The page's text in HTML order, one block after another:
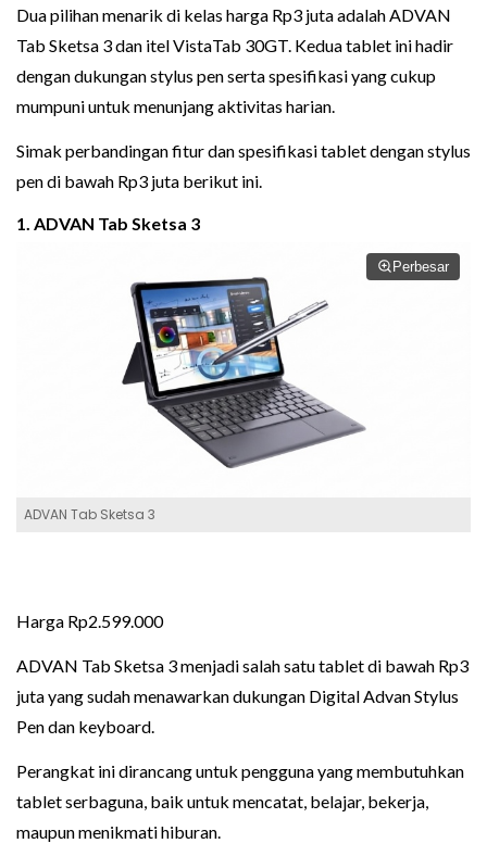
Dua pilihan menarik di kelas harga Rp3 juta adalah ADVAN
Tab Sketsa 3 dan itel VistaTab 30GT. Kedua tablet ini hadir
dengan dukungan stylus pen serta spesifikasi yang cukup
mumpuni untuk menunjang aktivitas harian.
Simak perbandingan fitur dan spesifikasi tablet dengan stylus
pen di bawah Rp3 juta berikut ini.
1. ADVAN Tab Sketsa 3
Perbesar
ADVAN Tab Sketsa 3
Harga Rp2.599.000
ADVAN Tab Sketsa 3 menjadi salah satu tablet di bawah Rp3
juta yang sudah menawarkan dukungan Digital Advan Stylus
Pen dan keyboard.
Perangkat ini dirancang untuk pengguna yang membutuhkan
tablet serbaguna, baik untuk mencatat, belajar, bekerja,
maupun menikmati hiburan.